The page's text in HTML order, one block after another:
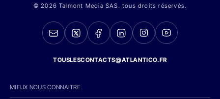
© 2026 Talmont Media SAS. tous droits réservés.
TOUSLESCONTACTS@ATLANTICO.FR
MIEUX NOUS CONNAITRE